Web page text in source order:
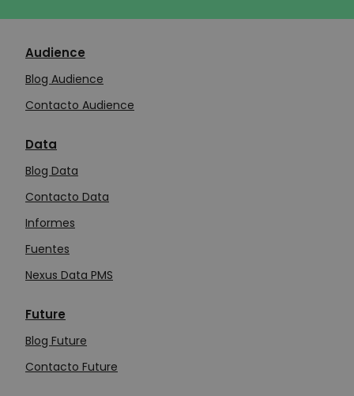
Audience
Blog Audience
Contacto Audience
Data
Blog Data
Contacto Data
Informes
Fuentes
Nexus Data PMS
Future
Blog Future
Contacto Future